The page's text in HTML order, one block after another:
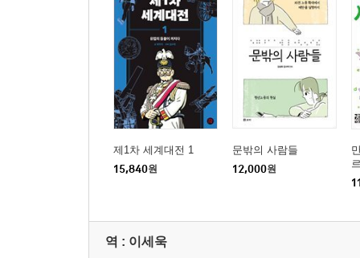
제1차 세계대전 1
15,840원
문밖의 사람들
12,000원
역 : 이세욱